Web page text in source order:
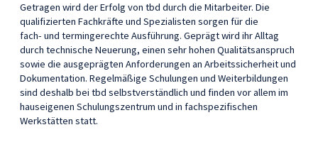
Getragen wird der Erfolg von tbd durch die Mitarbeiter. Die
qualifizierten Fachkräfte und Spezialisten sorgen für die
fach- und termingerechte Ausführung. Geprägt wird ihr Alltag
durch technische Neuerung, einen sehr hohen Qualitätsanspruch
sowie die ausgeprägten Anforderungen an Arbeitssicherheit und
Dokumentation. Regelmäßige Schulungen und Weiterbildungen
sind deshalb bei tbd selbstverständlich und finden vor allem im
hauseigenen Schulungszentrum und in fachspezifischen
Werkstätten statt.